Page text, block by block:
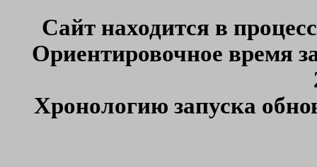
Сайт находится в
Ориентировочное время
Хронологию запуска